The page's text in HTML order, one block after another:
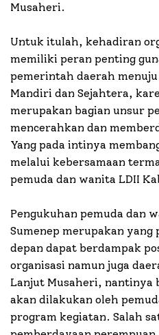
Musaheri.
Untuk itulah, kehadiran
memiliki peran penting
pemerintah daerah menuju
Mandiri dan Sejahtera,
merupakan bagian unsur
mencerahkan dan
Yang pada intinya
melalui kebersamaan
pemuda dan wanita LDII
Pengukuhan pemuda dan
Sumenep merupakan yang
depan dapat berdampak
organisasi namun juga
Lanjut Musaheri, nantinya
akan dilakukan oleh
program kegiatan. Salah